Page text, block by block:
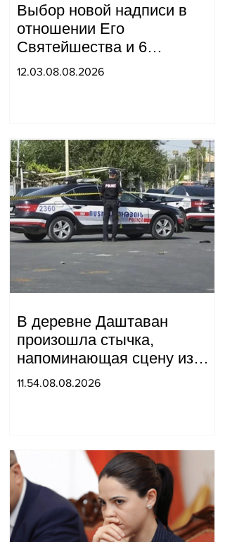
Выбор новой надписи в
отношении Его
Святейшества и 6
епископов находится в
12.03.08.08.2026
В деревне Даштаван
произошла стычка,
напоминающая сцену из
военного фильма: более 10
11.54.08.08.2026